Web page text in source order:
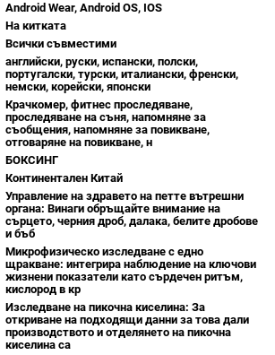
Android Wear, Android OS, IOS
На китката
Всички съвместими
английски, руски, испански, полски,
португалски, турски, италиански, френски,
немски, корейски, японски
Крачкомер, фитнес проследяване,
проследяване на съня, напомняне за
съобщения, напомняне за повикване,
отговаряне на повикване, н
БОКСИНГ
Континентален Китай
Управление на здравето на петте вътрешни
органа: Винаги обръщайте внимание на
сърцето, черния дроб, далака, белите дробове
и бъб
Микрофизическо изследване с едно
щракване: интегрира наблюдение на ключови
жизнени показатели като сърдечен ритъм,
кислород в кр
Изследване на пикочна киселина: За
откриване на подходящи данни за това дали
производството и отделянето на пикочна
киселина са